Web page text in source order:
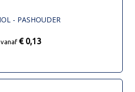
- PASHOUDER
vanaf € 0,13